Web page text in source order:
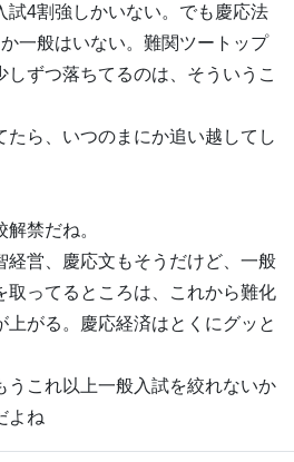
試4割強しかいない。でも慶応法
一般はいない。難関ツートップ
しずつ落ちてるのは、そういうこ
たら、いつのまにか追い越してし
禁だね。
経営、慶応文もそうだけど、一般
取ってるところは、これから難化
がる。慶応経済はとくにグッと
うこれ以上一般入試を絞れないか
よね